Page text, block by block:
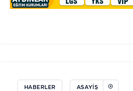
HABERLER ASAYIŞ